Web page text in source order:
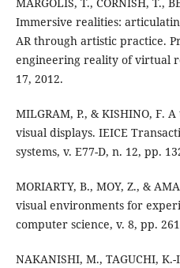
MARGOLIS, T., CORNISH, T.,
Immersive realities:
AR through artistic practice.
engineering reality of virtual
17, 2012.
MILGRAM, P., & KISHINO, F.
visual displays. IEICE
systems, v. E77-D, n. 12, pp.
MORIARTY, B., MOY, Z., &
visual environments for
computer science, v. 8, pp.
NAKANISHI, M., TAGUCHI,